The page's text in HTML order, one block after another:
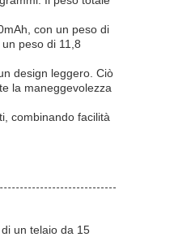
con un peso di
peso di 11,8
design leggero. Ciò
la maneggevolezza
combinando facilità
un telaio da 15